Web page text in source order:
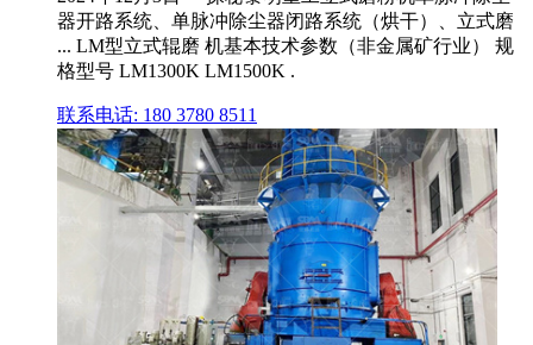
器开路系统、单脉冲除尘器闭路系统（烘干）、立式磨
... LM型立式辊磨 机基本技术参数（非金属矿行业） 规
格型号 LM1300K LM1500K .
联系电话: 180 3780 8511